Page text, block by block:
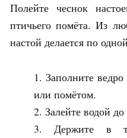
Полейте чеснок
птичьего помёта. Из
настой делается по
Заполните
или помётом.
Залейте водой
Держите в